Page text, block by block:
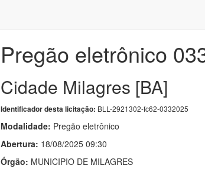
Pregão eletrônico
Cidade Milagres [BA]
Identificador desta licitação: BLL-2921302-fc62-0332025
Modalidade: Pregão eletrônico
Abertura: 18/08/2025 09:30
Órgão: MUNICIPIO DE MILAGRES